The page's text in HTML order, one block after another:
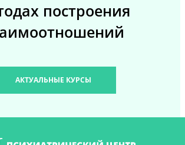
построения
АКТУАЛЬНЫЕ КУРСЫ